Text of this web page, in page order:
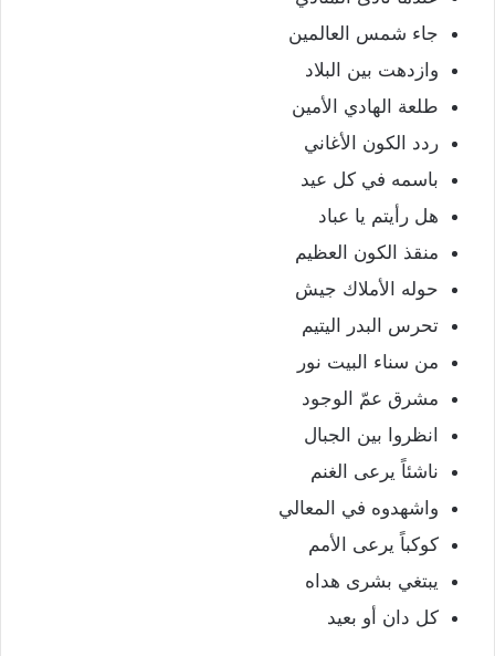
جاء شمس العالمين
وازدهت بين البلاد
طلعة الهادي الأمين
ردد الكون الأغاني
باسمه في كل عيد
هل رأيتم يا عباد
منقذ الكون العظيم
حوله الأملاك جيش
تحرس البدر اليتيم
من سناء البيت نور
مشرق عمّ الوجود
انظروا بين الجبال
ناشئاً يرعى الغنم
واشهدوه في المعالي
كوكباً يرعى الأمم
يبتغي بشرى هداه
كل دان أو بعيد